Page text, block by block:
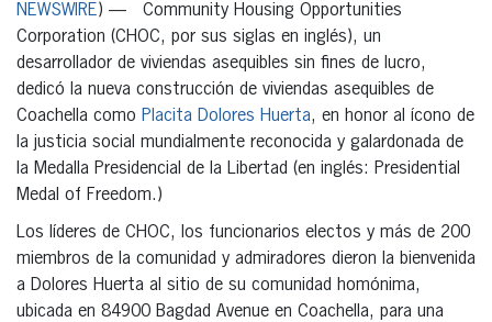
NEWSWIRE) — Community Housing Opportunities
Corporation (CHOC, por sus siglas en inglés), un
desarrollador de viviendas asequibles sin fines de lucro,
dedicó la nueva construcción de viviendas asequibles de
Coachella como Placita Dolores Huerta, en honor al ícono de
la justicia social mundialmente reconocida y galardonada de
la Medalla Presidencial de la Libertad (en inglés: Presidential
Medal of Freedom.)
Los líderes de CHOC, los funcionarios electos y más de 200
miembros de la comunidad y admiradores dieron la bienvenida
a Dolores Huerta al sitio de su comunidad homónima,
ubicada en 84900 Bagdad Avenue en Coachella, para una